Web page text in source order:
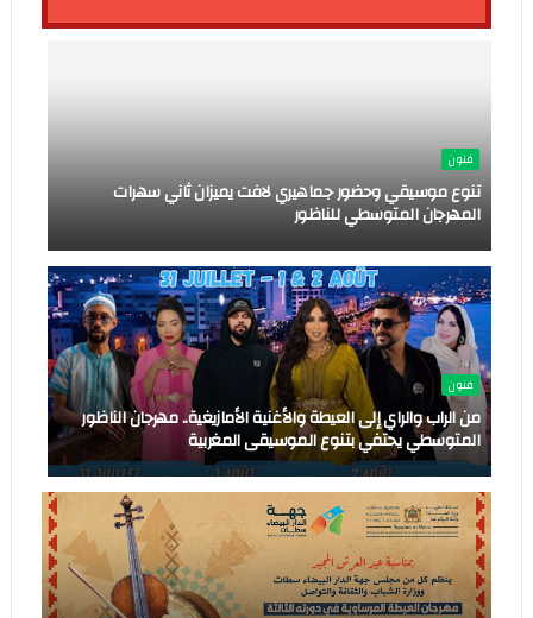
فنون
تنوع موسيقي وحضور جماهيري لافت يميزان ثاني سهرات
المهرجان المتوسطي للناظور
فنون
من الراب والراي إلى العيطة والأغنية الأمازيغية.. مهرجان الناظور
المتوسطي يحتفي بتنوع الموسيقى المغربية